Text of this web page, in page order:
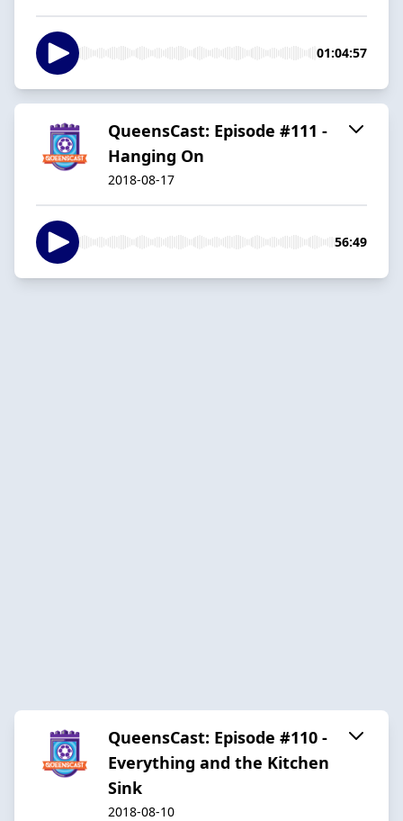
01:04:57
QueensCast: Episode #111 -
Hanging On
2018-08-17
56:49
QueensCast: Episode #110 -
Everything and the Kitchen
Sink
2018-08-10